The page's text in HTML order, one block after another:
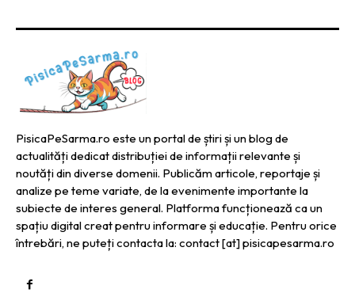
PisicaPeSarma.ro este un portal de știri și un blog de
actualități dedicat distribuției de informații relevante și
noutăți din diverse domenii. Publicăm articole, reportaje și
analize pe teme variate, de la evenimente importante la
subiecte de interes general. Platforma funcționează ca un
spațiu digital creat pentru informare și educație. Pentru orice
întrebări, ne puteți contacta la: contact [at] pisicapesarma.ro